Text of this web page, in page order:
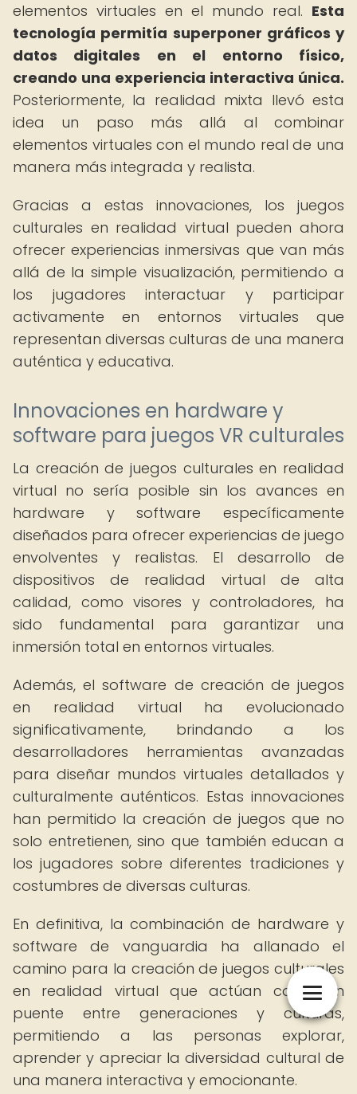
elementos virtuales en el mundo real. Esta
tecnología permitía superponer gráficos y
datos digitales en el entorno físico,
creando una experiencia interactiva única.
Posteriormente, la realidad mixta llevó esta
idea un paso más allá al combinar
elementos virtuales con el mundo real de una
manera más integrada y realista.
Gracias a estas innovaciones, los juegos
culturales en realidad virtual pueden ahora
ofrecer experiencias inmersivas que van más
allá de la simple visualización, permitiendo a
los jugadores interactuar y participar
activamente en entornos virtuales que
representan diversas culturas de una manera
auténtica y educativa.
Innovaciones en hardware y
software para juegos VR culturales
La creación de juegos culturales en realidad
virtual no sería posible sin los avances en
hardware y software específicamente
diseñados para ofrecer experiencias de juego
envolventes y realistas. El desarrollo de
dispositivos de realidad virtual de alta
calidad, como visores y controladores, ha
sido fundamental para garantizar una
inmersión total en entornos virtuales.
Además, el software de creación de juegos
en realidad virtual ha evolucionado
significativamente, brindando a los
desarrolladores herramientas avanzadas
para diseñar mundos virtuales detallados y
culturalmente auténticos. Estas innovaciones
han permitido la creación de juegos que no
solo entretienen, sino que también educan a
los jugadores sobre diferentes tradiciones y
costumbres de diversas culturas.
En definitiva, la combinación de hardware y
software de vanguardia ha allanado el
camino para la creación de juegos culturales
en realidad virtual que actúan como un
puente entre generaciones y culturas,
permitiendo a las personas explorar,
aprender y apreciar la diversidad cultural de
una manera interactiva y emocionante.